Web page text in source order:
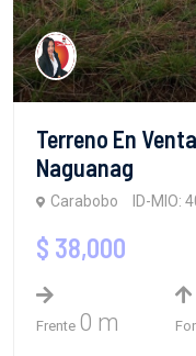
Terreno En
Naguanag
Carabobo ID-MIO:
$ 38,000
Frente 0 m